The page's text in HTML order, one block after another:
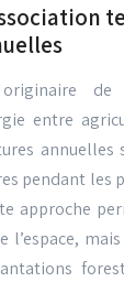
entre
annuelles
pendant les
approche
l’espace,